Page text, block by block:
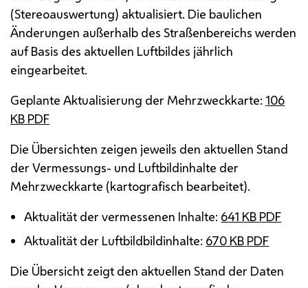
(Stereoauswertung) aktualisiert. Die baulichen
Änderungen außerhalb des Straßenbereichs werden
auf Basis des aktuellen Luftbildes jährlich
eingearbeitet.
Geplante Aktualisierung der Mehrzweckkarte: 106
KB PDF
Die Übersichten zeigen jeweils den aktuellen Stand
der Vermessungs- und Luftbildinhalte der
Mehrzweckkarte (kartografisch bearbeitet).
Aktualität der vermessenen Inhalte: 641 KB PDF
Aktualität der Luftbildbildinhalte: 670 KB PDF
Die Übersicht zeigt den aktuellen Stand der Daten